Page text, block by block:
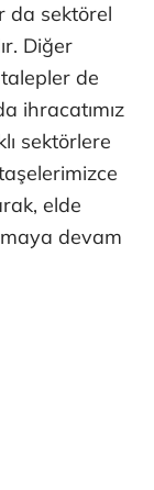
da sektörel
Diğer
de
ihracatımız
sektörlere
elde
devam